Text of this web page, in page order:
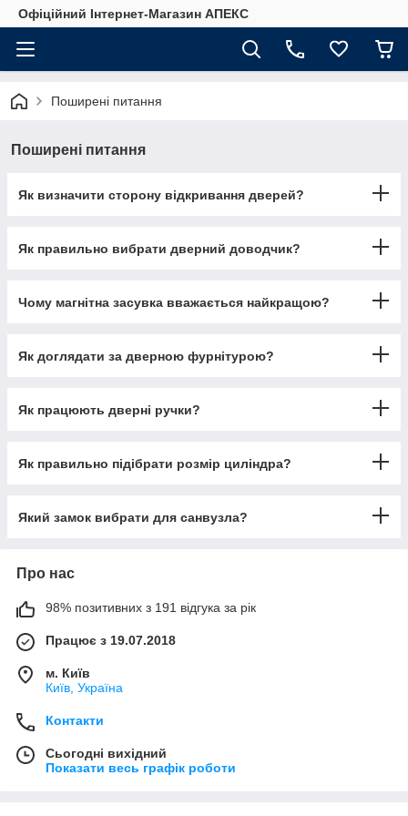
Офіційний Інтернет-Магазин АПЕКС
Поширені питання
Поширені питання
Як визначити сторону відкривання дверей?
Як правильно вибрати дверний доводчик?
Чому магнітна засувка вважається найкращою?
Як доглядати за дверною фурнітурою?
Як працюють дверні ручки?
Як правильно підібрати розмір циліндра?
Який замок вибрати для санвузла?
Про нас
98% позитивних з 191 відгука за рік
Працює з 19.07.2018
м. Київ
Київ, Україна
Контакти
Сьогодні вихідний
Показати весь графік роботи